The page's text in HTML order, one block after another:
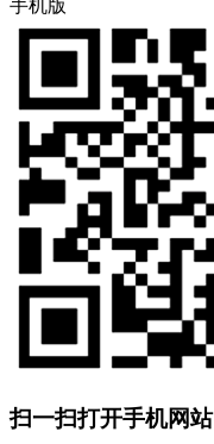
手机版
扫一扫打开手机网站